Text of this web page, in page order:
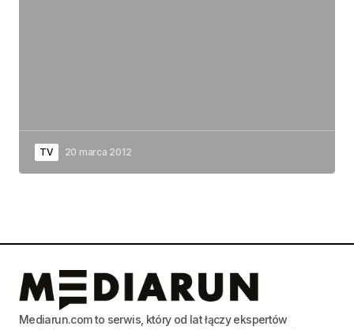
TV 20 marca 2012
Mediarun.com to serwis, który od lat łączy ekspertów